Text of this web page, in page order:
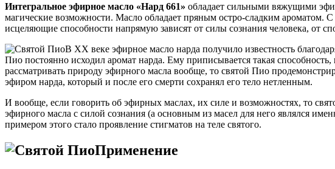
Интегральное эфирное масло «Нард 661» обладает сильными вяжущими
магические возможности. Масло обладает пряным остро-сладким ароматом.
исцеляющие способности напрямую зависят от силы сознания человека, от
В XX веке эфирное масло нарда получило известность
Пио постоянно исходил аромат нарда. Ему приписывается такая
рассматривать природу эфирного масла вообще, то святой Пио
эфиром нарда, который и после его смерти сохранял его тело нетленным.
И вообще, если говорить об эфирных маслах, их силе и возможностях, то
эфирного масла с силой сознания (а основным из масел для него являлся
примером этого стало проявление стигматов на теле святого.
Применение